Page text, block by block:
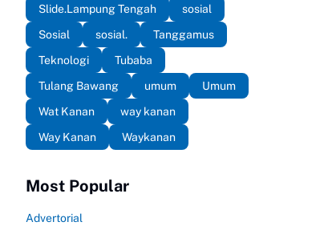
Slide.Lampung Tengah
sosial
Sosial
sosial.
Tanggamus
Teknologi
Tubaba
Tulang Bawang
umum
Umum
Wat Kanan
way kanan
Way Kanan
Waykanan
Most Popular
Advertorial